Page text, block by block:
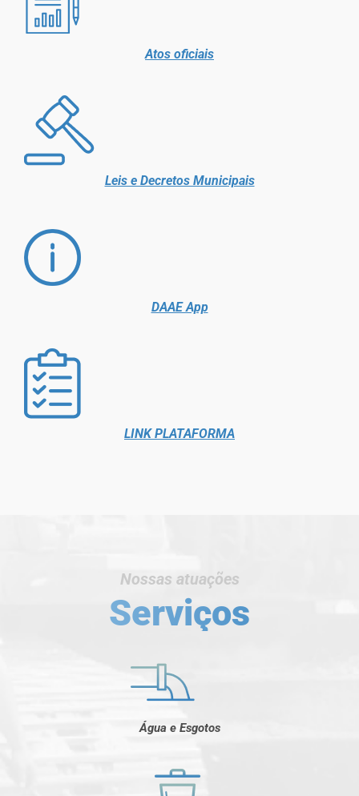
Atos oficiais
Leis e Decretos Municipais
DAAE App
LINK PLATAFORMA
Nossas atuações
Serviços
Água e Esgotos